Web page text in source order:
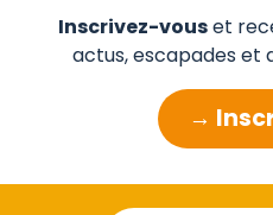
Inscrivez-vouset
actus, escapades et
→